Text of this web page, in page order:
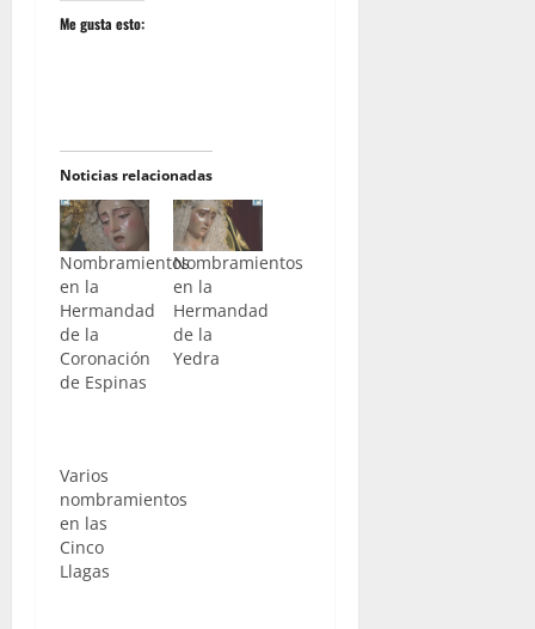
Me gusta esto:
Noticias relacionadas
Nombramientos
en la
Hermandad
de la
Coronación
de Espinas
Nombramientos
en la
Hermandad
de la
Yedra
Varios
nombramientos
en las
Cinco
Llagas